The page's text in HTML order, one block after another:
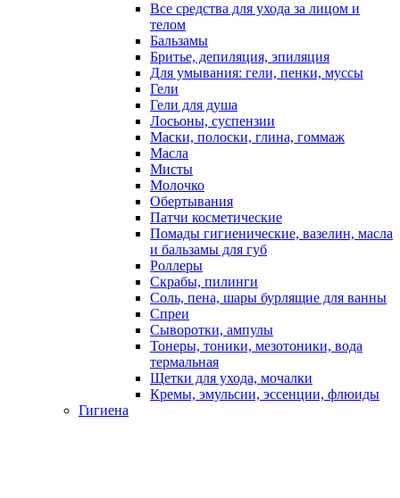
Все средства для ухода за лицом и
телом
Бальзамы
Бритье, депиляция, эпиляция
Для умывания: гели, пенки, муссы
Гели
Гели для душа
Лосьоны, суспензии
Маски, полоски, глина, гоммаж
Масла
Мисты
Молочко
Обертывания
Патчи косметические
Помады гигиенические, вазелин, масла
и бальзамы для губ
Роллеры
Скрабы, пилинги
Соль, пена, шары бурлящие для ванны
Спреи
Сыворотки, ампулы
Тонеры, тоники, мезотоники, вода
термальная
Щетки для ухода, мочалки
Кремы, эмульсии, эссенции, флюиды
Гигиена